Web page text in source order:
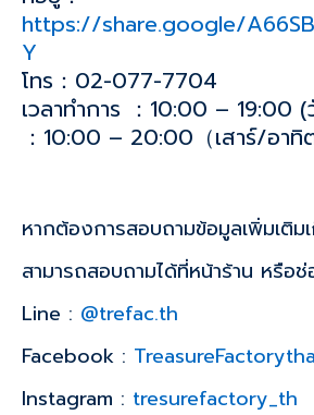
https://share.google/
Y
โทร：02-077-7704
เวลาทำการ ：10:00 – 19:00 (
：10:00 – 20:00（เสาร์/อาทิต
หากต้องการสอบถามข้อมูลเพิ่มเติม
สามารถสอบถามได้ที่หน้าร้าน หรือ
Line : @trefac.th
Facebook :
Instagram : tresurefactory_th